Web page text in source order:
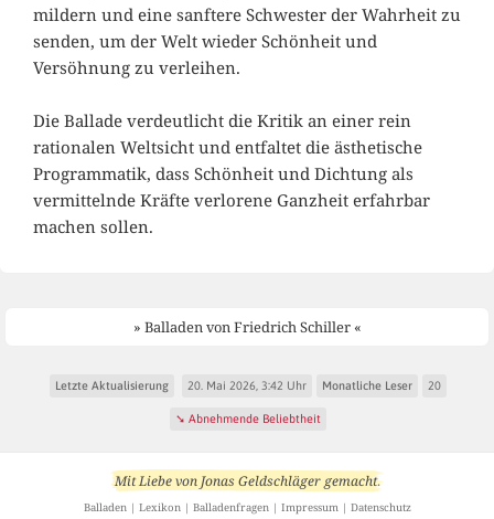
mildern und eine sanftere Schwester der Wahrheit zu
senden, um der Welt wieder Schönheit und
Versöhnung zu verleihen.
Die Ballade verdeutlicht die Kritik an einer rein
rationalen Weltsicht und entfaltet die ästhetische
Programmatik, dass Schönheit und Dichtung als
vermittelnde Kräfte verlorene Ganzheit erfahrbar
machen sollen.
» Balladen von Friedrich Schiller «
Letzte Aktualisierung 20. Mai 2026, 3:42 Uhr Monatliche Leser 20
➘ Abnehmende Beliebtheit
Mit Liebe von Jonas Geldschlägergemacht.
Balladen| Lexikon| Balladenfragen| Impressum| Datenschutz